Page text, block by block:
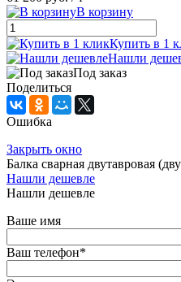
В корзину
Купить в 1
Нашли
Под заказ
Поделиться
Ошибка
Закрыть окно
Балка сварная двутавровая
Нашли дешевле
Нашли дешевле
Ваше имя
Ваш телефон*